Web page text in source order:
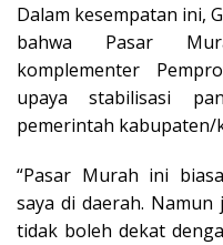
Dalam kesempatan ini,
bahwa Pasar
komplementer
upaya stabilisasi
pemerintah kabupaten/
“Pasar Murah ini
saya di daerah. Namun
tidak boleh dekat